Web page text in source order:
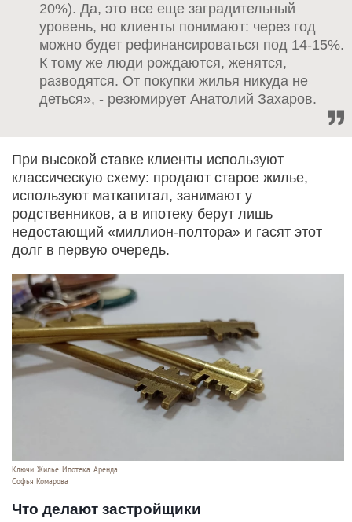
20%). Да, это все еще заградительный
уровень, но клиенты понимают: через год
можно будет рефинансироваться под 14-15%.
К тому же люди рождаются, женятся,
разводятся. От покупки жилья никуда не
деться», - резюмирует Анатолий Захаров.
При высокой ставке клиенты используют
классическую схему: продают старое жилье,
используют маткапитал, занимают у
родственников, а в ипотеку берут лишь
недостающий «миллион-полтора» и гасят этот
долг в первую очередь.
Ключи. Жилье. Ипотека. Аренда.
Софья Комарова
Что делают застройщики